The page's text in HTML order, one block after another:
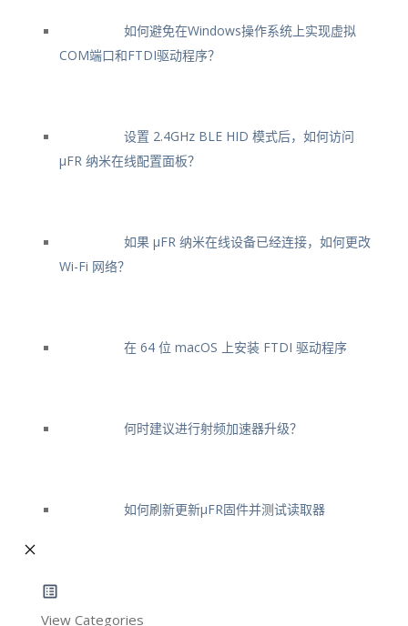
如何避免在Windows操作系统上实现虚拟
COM端口和FTDI驱动程序？
设置 2.4GHz BLE HID 模式后，如何访问
μFR 纳米在线配置面板？
如果 μFR 纳米在线设备已经连接，如何更改
Wi-Fi 网络？
在 64 位 macOS 上安装 FTDI 驱动程序
何时建议进行射频加速器升级？
如何刷新更新μFR固件并测试读取器
View Categories